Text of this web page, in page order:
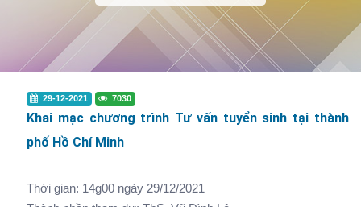
29-12-2021 7030
Khai mạc chương trình Tư vấn tuyển sinh tại thành
phố Hồ Chí Minh
Thời gian: 14g00 ngày 29/12/2021